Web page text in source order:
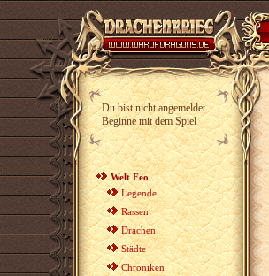
Du bist nicht angemeldet
Beginne mit dem Spiel
Welt Feo
Legende
Rassen
Drachen
Städte
Chroniken